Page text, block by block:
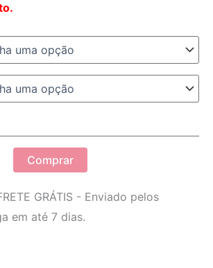
Comprar
GRÁTIS - Enviado pelos
em até 7 dias.